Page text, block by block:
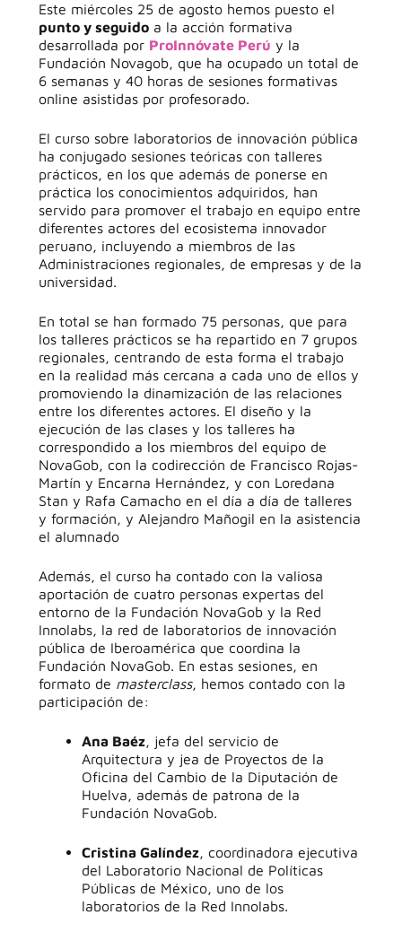
Este miércoles 25 de agosto hemos puesto el
punto y seguidoa la acción formativa
desarrollada por ProInnóvate Perú y la
Fundación Novagob, que ha ocupado un total de
6 semanas y 40 horas de sesiones formativas
online asistidas por profesorado.
El curso sobre laboratorios de innovación pública
ha conjugado sesiones teóricas con talleres
prácticos, en los que además de ponerse en
práctica los conocimientos adquiridos, han
servido para promover el trabajo en equipo entre
diferentes actores del ecosistema innovador
peruano, incluyendo a miembros de las
Administraciones regionales, de empresas y de la
universidad.
En total se han formado 75 personas, que para
los talleres prácticos se ha repartido en 7 grupos
regionales, centrando de esta forma el trabajo
en la realidad más cercana a cada uno de ellos y
promoviendo la dinamización de las relaciones
entre los diferentes actores. El diseño y la
ejecución de las clases y los talleres ha
correspondido a los miembros del equipo de
NovaGob, con la codirección de Francisco Rojas-
Martín y Encarna Hernández, y con Loredana
Stan y Rafa Camacho en el día a día de talleres
y formación, y Alejandro Mañogil en la asistencia
el alumnado
Además, el curso ha contado con la valiosa
aportación de cuatro personas expertas del
entorno de la Fundación NovaGob y la Red
Innolabs, la red de laboratorios de innovación
pública de Iberoamérica que coordina la
Fundación NovaGob. En estas sesiones, en
formato de masterclass, hemos contado con la
participación de:
Ana Baéz, jefa del servicio de
Arquitectura y jea de Proyectos de la
Oficina del Cambio de la Diputación de
Huelva, además de patrona de la
Fundación NovaGob.
Cristina Galíndez, coordinadora ejecutiva
del Laboratorio Nacional de Políticas
Públicas de México, uno de los
laboratorios de la Red Innolabs.